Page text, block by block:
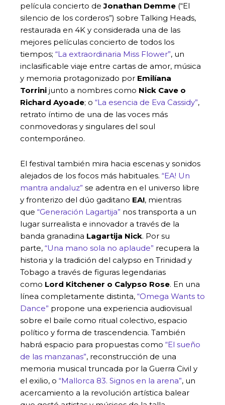
película concierto deJonathan Demme (“El
silencio de los corderos”) sobre Talking Heads,
restaurada en 4K y considerada una de las
mejores películas concierto de todos los
tiempos; “La extraordinaria Miss Flower”, un
inclasificable viaje entre cartas de amor, música
y memoria protagonizado por Emilíana
Torrini junto a nombres como Nick Cave o
Richard Ayoade; o “La esencia de Eva Cassidy”,
retrato íntimo de una de las voces más
conmovedoras y singulares del soul
contemporáneo.
El festival también mira hacia escenas y sonidos
alejados de los focos más habituales. “EA! Un
mantra andaluz” se adentra en el universo libre
y fronterizo del dúo gaditano EA!, mientras
que “Generación Lagartija” nos transporta a un
lugar surrealista e innovador a través de la
banda granadina Lagartija Nick. Por su
parte, “Una mano sola no aplaude” recupera la
historia y la tradición del calypso en Trinidad y
Tobago a través de figuras legendarias
como Lord Kitchener o Calypso Rose. En una
línea completamente distinta, “Omega Wants to
Dance” propone una experiencia audiovisual
sobre el baile como ritual colectivo, espacio
político y forma de trascendencia. También
habrá espacio para propuestas como “El sueño
de las manzanas”, reconstrucción de una
memoria musical truncada por la Guerra Civil y
el exilio, o “Mallorca 83. Signos en la arena”, un
acercamiento a la revolución artística balear